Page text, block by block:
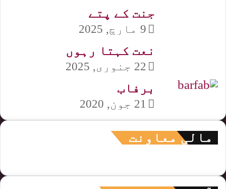
جنت کے پتے
9 مارچ, 2025
نعت کہتا رہوں
22 جنوری, 2025
برفاب
21 جون, 2020
مالی معاونت